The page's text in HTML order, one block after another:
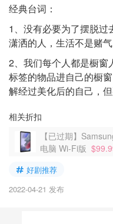
经典台词：
1、没有必要为了摆脱过
潇洒的人，生活不是赌气
2、我们每个人都是橱窗
标签的物品进自己的橱
解经过美化后的自己，
相关折扣
【已过期】
电脑 Wi-Fi版
好剧推荐
2022-04-21 发布